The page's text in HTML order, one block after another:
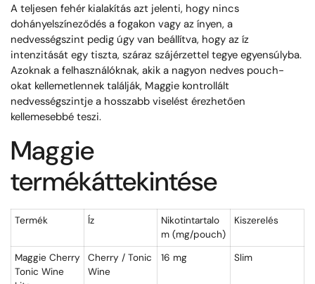
A teljesen fehér kialakítás azt jelenti, hogy nincs
dohányelszíneződés a fogakon vagy az ínyen, a
nedvességszint pedig úgy van beállítva, hogy az íz
intenzitását egy tiszta, száraz szájérzettel tegye egyensúlyba.
Azoknak a felhasználóknak, akik a nagyon nedves pouch-
okat kellemetlennek találják, Maggie kontrollált
nedvességszintje a hosszabb viselést érezhetően
kellemesebbé teszi.
Maggie
termékáttekintése
Termék Íz
Nikotintartalo
m (mg/pouch)
Kiszerelés
Maggie Cherry
Tonic Wine
Cherry / Tonic
Wine
16 mg Slim